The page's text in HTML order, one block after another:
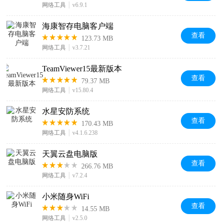
网络工具 v6.9.1
海康智存电脑客户端
123.73 MB
网络工具 v3.7.21
查看
TeamViewer15最新版本
79.37 MB
网络工具 v15.80.4
查看
水星安防系统
170.43 MB
网络工具 v4.1.6.238
查看
天翼云盘电脑版
266.76 MB
网络工具 v7.2.4
查看
小米随身WiFi
14.55 MB
网络工具 v2.5.0
查看